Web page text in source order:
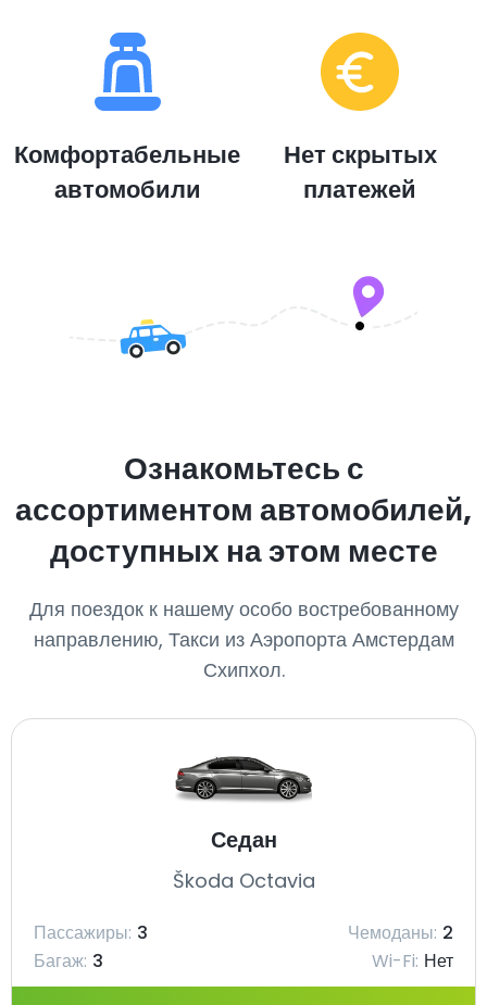
Комфортабельные
автомобили
Нет скрытых
платежей
Ознакомьтесь с
ассортиментом автомобилей,
доступных на этом месте
Для поездок к нашему особо востребованному
направлению, Такси из Аэропорта Амстердам
Схипхол.
Седан
Škoda Octavia
Пассажиры: 3 Чемоданы: 2
Багаж: 3 Wi-Fi: Нет